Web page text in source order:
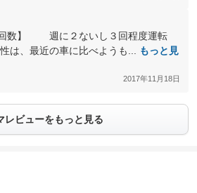
回数】 週に２ないし３回程度運転
、最近の車に比べようも...
もっと見
2017年11月18日
レビューをもっと見る